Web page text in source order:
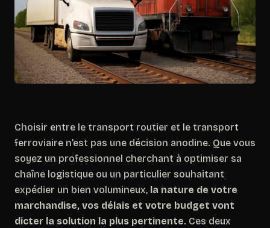
Choisir entre le transport routier et le transport
ferroviaire n’est pas une décision anodine. Que vous
soyez un professionnel cherchant à optimiser sa
chaîne logistique ou un particulier souhaitant
expédier un bien volumineux, la nature de votre
marchandise, vos délais et votre budget vont
dicter la solution la plus pertinente. Ces deux